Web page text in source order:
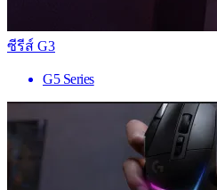
ซีรีส์ G3
G5 Series